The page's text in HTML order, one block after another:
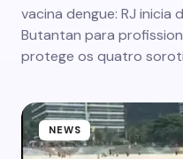
vacina dengue: RJ
Butantan para
protege os quatro
NEWS